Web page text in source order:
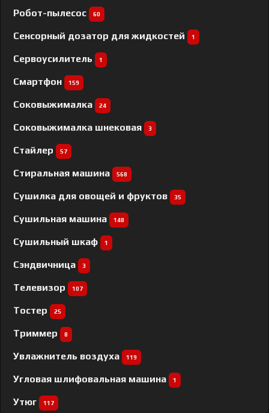
Робот-пылесос 60
Сенсорный дозатор для жидкостей 1
Сервоусилитель 1
Смартфон 159
Соковыжималка 24
Соковыжималка шнековая 3
Стайлер 57
Стиральная машина 568
Сушилка для овощей и фруктов 35
Сушильная машина 148
Сушильный шкаф 1
Сэндвичница 3
Телевизор 107
Тостер 25
Триммер 8
Увлажнитель воздуха 119
Угловая шлифовальная машина 1
Утюг 117